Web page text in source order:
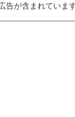
告が含まれています